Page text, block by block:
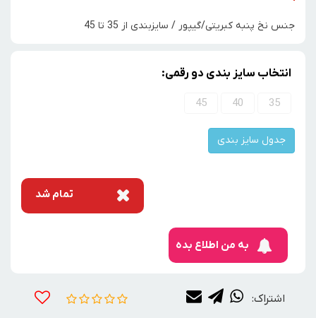
جنس نخ پنبه کبریتی/گیپور / سایزبندی از 35 تا 45
انتخاب سایز بندی دو رقمی:
35
40
45
جدول سایز بندی
تمام شد
به من اطلاع بده
اشتراک: